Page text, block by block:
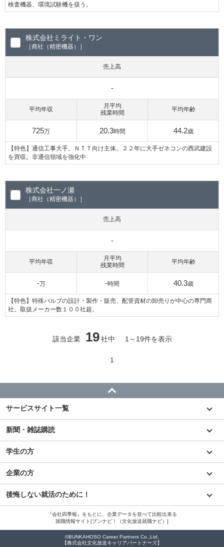
検査機器、環境試験機を扱う。
株式会社ミライト・ワン
［商社（精密機器）］
売上高
-
平均年収
725万
月平均
残業時間
20.3時間
平均年齢
44.2歳
【特色】通信工事大手。ＮＴＴ向け主体。２２年に大手ゼネコンの西武建設
を買収。非通信領域を強化中
株式会社一ノ瀬
［商社（精密機器）］
売上高
-
平均年収
-万
月平均
残業時間
-時間
平均年齢
40.3歳
【特色】特殊バルブの設計・製作・販売、配管資材の卸売りが中心の専門商
社。取扱メーカー数１００社超。
該当企業 19 社中 1 ～ 19件を表示
1
サービスサイト一覧
新聞・雑誌購読
学生の方
企業の方
後悔しない就活のために！
『会社四季報』をもとに、企業データを並べて比較出来る
就職情報サイト[ブンナビ！（文化放送就職ナビ）]
©BUNKAHOSO Career Partners Co.,Ltd.
【株式会社文化放送キャリアパートナーズ】